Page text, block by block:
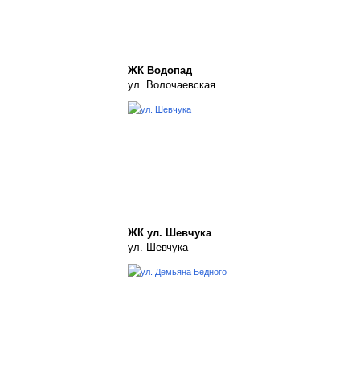
ЖК Водопад
ул. Волочаевская
ЖК ул. Шевчука
ул. Шевчука